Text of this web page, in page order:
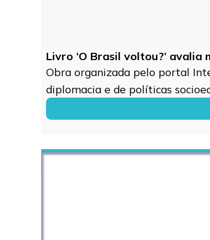
Livro ‘O Brasil voltou?’
Obra organizada pelo portal
diplomacia e de políticas